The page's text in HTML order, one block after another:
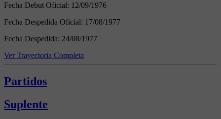
Fecha Debut Oficial: 12/09/1976
Fecha Despedida Oficial: 17/08/1977
Fecha Despedida: 24/08/1977
Ver Trayectoria Completa
Partidos
Suplente